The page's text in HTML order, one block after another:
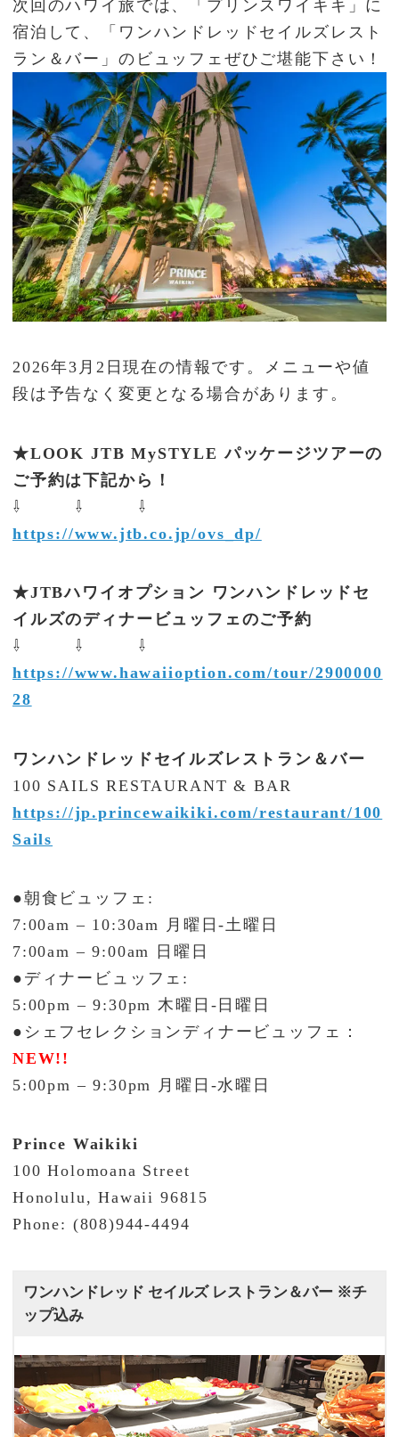
次回のハワイ旅では、「プリンスワイキキ」に
宿泊して、「ワンハンドレッドセイルズレスト
ラン＆バー」のビュッフェぜひご堪能下さい！
2026年3月2日現在の情報です。メニューや値
段は予告なく変更となる場合があります。
★LOOK JTB MySTYLE パッケージツアーの
ご予約は下記から！
⇩ ⇩ ⇩
https://www.jtb.co.jp/ovs_dp/
★JTBハワイオプション ワンハンドレッドセ
イルズのディナービュッフェのご予約
⇩ ⇩ ⇩
https://www.hawaiioption.com/tour/2900000
28
ワンハンドレッドセイルズレストラン＆バー
100 SAILS RESTAURANT & BAR
https://jp.princewaikiki.com/restaurant/100
Sails
●朝食ビュッフェ:
7:00am – 10:30am 月曜日-土曜日
7:00am – 9:00am 日曜日
●ディナービュッフェ:
5:00pm – 9:30pm 木曜日-日曜日
●シェフセレクションディナービュッフェ：
NEW!!
5:00pm – 9:30pm 月曜日-水曜日
Prince Waikiki
100 Holomoana Street
Honolulu, Hawaii 96815
Phone: (808)944-4494
ワンハンドレッド セイルズ レストラン＆バー ※チ
ップ込み